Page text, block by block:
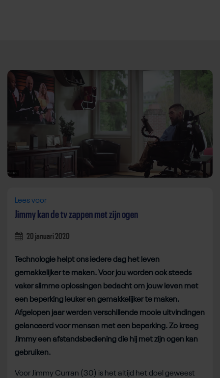
Direct door naar content
Lees voor
Jimmy kan de tv zappen met zijn ogen
20 januari 2020
Technologie helpt ons iedere dag het leven
gemakkelijker te maken. Voor jou worden ook steeds
vaker slimme oplossingen bedacht om jouw leven met
een beperking leuker en gemakkelijker te maken.
Afgelopen jaar werden verschillende mooie uitvindingen
gelanceerd voor mensen met een beperking. Zo kreeg
Jimmy een afstandsbediening die hij met zijn ogen kan
gebruiken.
Voor Jimmy Curran (30) is het altijd het doel geweest